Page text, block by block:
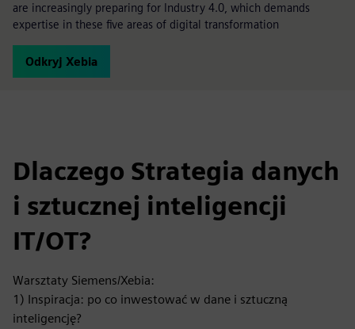
are increasingly preparing for Industry 4.0, which demands
expertise in these five areas of digital transformation
Odkryj Xebia
Dlaczego Strategia danych
i sztucznej inteligencji
IT/OT?
Warsztaty Siemens/Xebia:
1) Inspiracja: po co inwestować w dane i sztuczną
inteligencję?